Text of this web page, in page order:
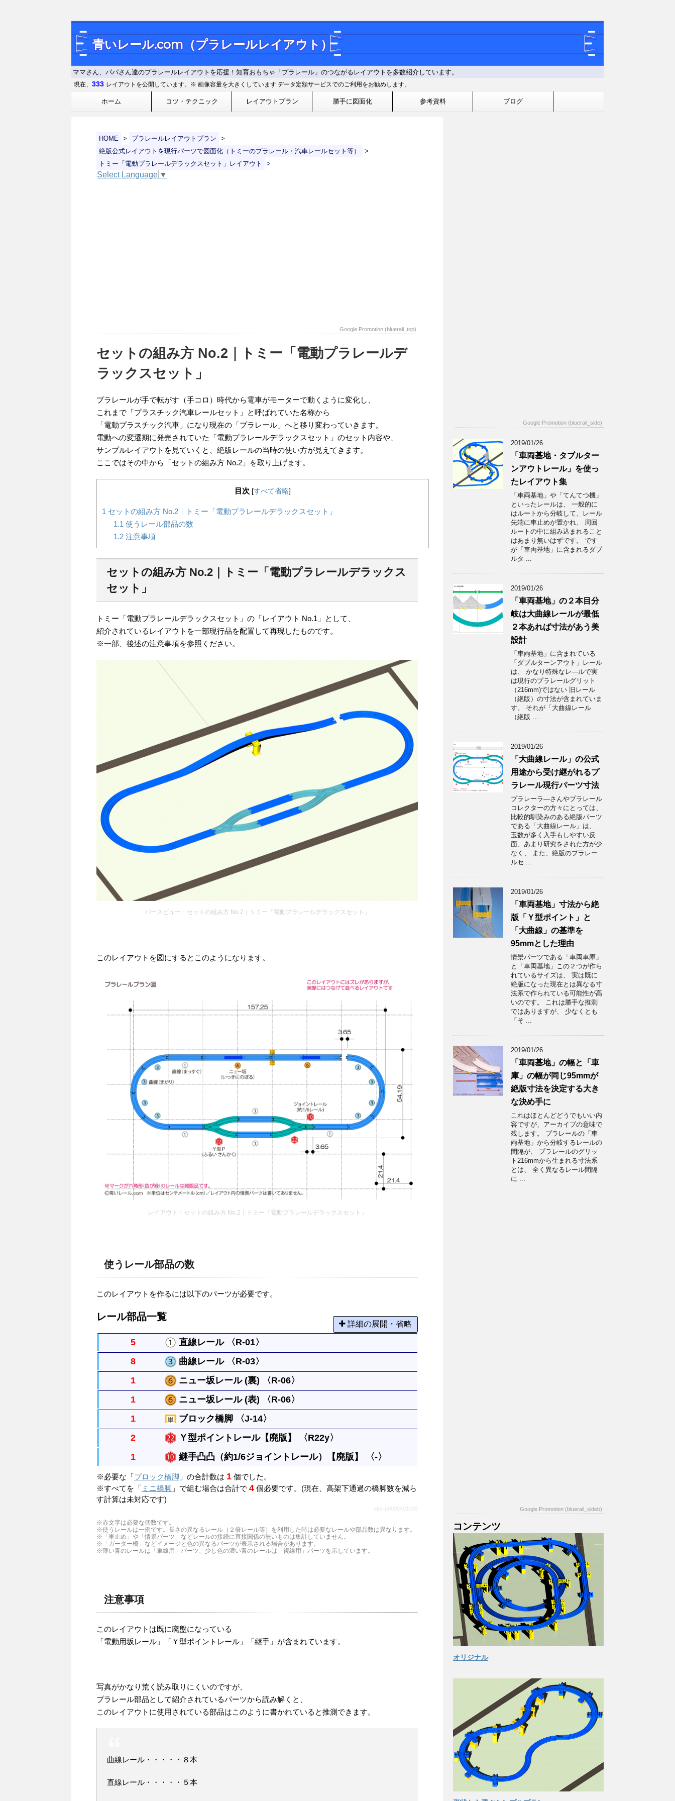
青いレール.com（プラレールレイアウト）
ママさん、パパさん達のプラレールレイアウトを応援！知育おもちゃ「プラレール」のつながるレイアウトを多数紹介しています。
現在、 333 レイアウトを公開しています。※ 画像容量を大きくしています データ定額サービスでのご利用をお勧めします。
ホーム コツ・テクニック レイアウトプラン 勝手に図面化 参考資料 ブログ
HOME > プラレールレイアウトプラン
>
絶版公式レイアウトを現行パーツで図面化（トミーのプラレール・汽車レールセット等）
>
トミー「電動プラレールデラックスセット」レイアウト
>
Select Language ▼
Google Promotion (bluerail_top)
セットの組み方 No.2｜トミー「電動プラレールデ
ラックスセット」
プラレールが手で転がす（手コロ）時代から電車がモーターで動くように変化し、
これまで「プラスチック汽車レールセット」と呼ばれていた名称から
「電動プラスチック汽車」になり現在の「プラレール」へと移り変わっていきます。
電動への変遷期に発売されていた「電動プラレールデラックスセット」のセット内容や、
サンプルレイアウトを見ていくと、絶版レールの当時の使い方が見えてきます。
ここではその中から「セットの組み方 No.2」を取り上げます。
目次 [すべて省略]
1 セットの組み方 No.2｜トミー「電動プラレールデラックスセット」
1.1 使うレール部品の数
1.2注意事項
セットの組み方 No.2｜トミー「電動プラレールデラックス
セット」
トミー「電動プラレールデラックスセット」の「レイアウト No.1」として、
紹介されているレイアウトを一部現行品を配置して再現したものです。
※一部、後述の注意事項を参照ください。
パースビュー・セットの組み方 No.2｜トミー「電動プラレールデラックスセット」
このレイアウトを図にするとこのようになります。
レイアウト・セットの組み方 No.2｜トミー「電動プラレールデラックスセット」
使うレール部品の数
このレイアウトを作るには以下のパーツが必要です。
レール部品一覧
詳細の展開・省略
5 直線レール 〈R-01〉
まっすぐなレールですべてのレールの基本になる長さです。
8 曲線レール 〈R-03〉
曲がったレールで半径は直線レール１本と同じです。円には８本必要です。
1 ニュー坂レール (裏) 〈R-06〉
直線レール２本の長さで橋脚ブロックの高さまで上げられます。両面使う事ができます。
（パーツに表裏の決まりはありませんが、上る方向に向かって凸を表として区別していま
1 ニュー坂レール (表) 〈R-06〉
直線レール２本の長さで橋脚ブロックの高さまで上げられます。両面使う事ができます。
（パーツに表裏の決まりはありませんが、上る方向に向かって凸を表として区別していま
1 ブロック橋脚 〈J-14〉
単線の高架をつくるときにレールをささえます。上に何段も重ねることができます。
2 Ｙ型ポイントレール【廃版】 〈R22y〉
行方向左に分岐する自動ポイントで島駅の電車交互通行に使います。9.5cm幅の複線は大曲
線レールを使って複線レイアウトが作れます。
1 継手凸凸（約1/6ジョイントレール）【廃版】 〈-〉
旧Ｙ型ポイント旧てんてつきなどに付属した、凸凸レールで長さがおよそ直線レールの1/6
になっています。一般には「ジョイントレール」や「1/6ジョイント」と呼ばれますが、厳
密には長さが直線レールの1/6にはなっていません。「継手（つぎて）」とも呼ばれます。
※必要な「ブロック橋脚 」の合計数は 1 個でした。
※すべてを「 ミニ橋脚 」で組む場合は合計で 4 個必要です。(現在、高架下通過の橋脚数を減ら
す計算は未対応です)
abo-p0000401s02
※赤文字は必要な個数です。
※使うレールは一例です。長さの異なるレール（２倍レール等）を利用した時は必要なレールや部品数は異なります。
※「車止め」や「情景パーツ」などレールの接続に直接関係の無いものは集計していません。
※「ガーター橋」などイメージと色の異なるパーツが表示される場合があります。
※薄い青のレールは「単線用」パーツ、少し色の濃い青のレールは「複線用」パーツを示しています。
注意事項
このレイアウトは既に廃盤になっている
「電動用坂レール」「Ｙ型ポイントレール」「継手」が含まれています。
写真がかなり荒く読み取りにくいのですが、
プラレール部品として紹介されているパーツから読み解くと、
このレイアウトに使用されている部品はこのように書かれていると推測できます。
曲線レール・・・・・８本
直線レール・・・・・５本
Google Promotion (bluerail_side)
2019/01/26
「車両基地・タブルター
ンアウトレール」を使っ
たレイアウト集
「車両基地」や「てんてつ機」
といったレールは、 一般的に
はルートから分岐して、レール
先端に車止めが置かれ、 周回
ルートの中に組み込まれること
はあまり無いはずです。 です
が「車両基地」に含まれるダブ
ルタ ...
2019/01/26
「車両基地」の２本目分
岐は大曲線レールが最低
２本あれば寸法があう美
設計
「車両基地」に含まれている
「ダブルターンアウト」レール
は、 かなり特殊なレ―ルで実
は現行のプラレールグリット
（216mm)ではない 旧レール
（絶版）の寸法が含まれていま
す。 それが「大曲線レール
（絶版 ...
2019/01/26
「大曲線レール」の公式
用途から受け継がれるプ
ラレール現行パーツ寸法
プラレーラ―さんやプラレール
コレクターの方々にとっては、
比較的馴染みのある絶版パーツ
である「大曲線レール」は、
玉数が多く入手もしやすい反
面、あまり研究をされた方が少
なく、 また、絶版のプラレー
ルセ ...
2019/01/26
「車両基地」寸法から絶
版「Ｙ型ポイント」と
「大曲線」の基準を
95mmとした理由
情景パーツである「車両車庫」
と「車両基地」この２つが作ら
れているサイズは、 実は既に
絶版になった現在とは異なる寸
法系で作られている可能性が高
いのです。 これは勝手な推測
ではありますが、 少なくとも
「そ ...
2019/01/26
「車両基地」の幅と「車
庫」の幅が同じ95mmが
絶版寸法を決定する大き
な決め手に
これはほとんどどうでもいい内
容ですが、アーカイブの意味で
残します。 プラレールの「車
両基地」から分岐するレールの
間隔が、 プラレールのグリッ
ト216mmから生まれる寸法系
とは、 全く異なるレール間隔
に ...
Google Promotion (bluerail_sideb)
コンテンツ
オリジナル